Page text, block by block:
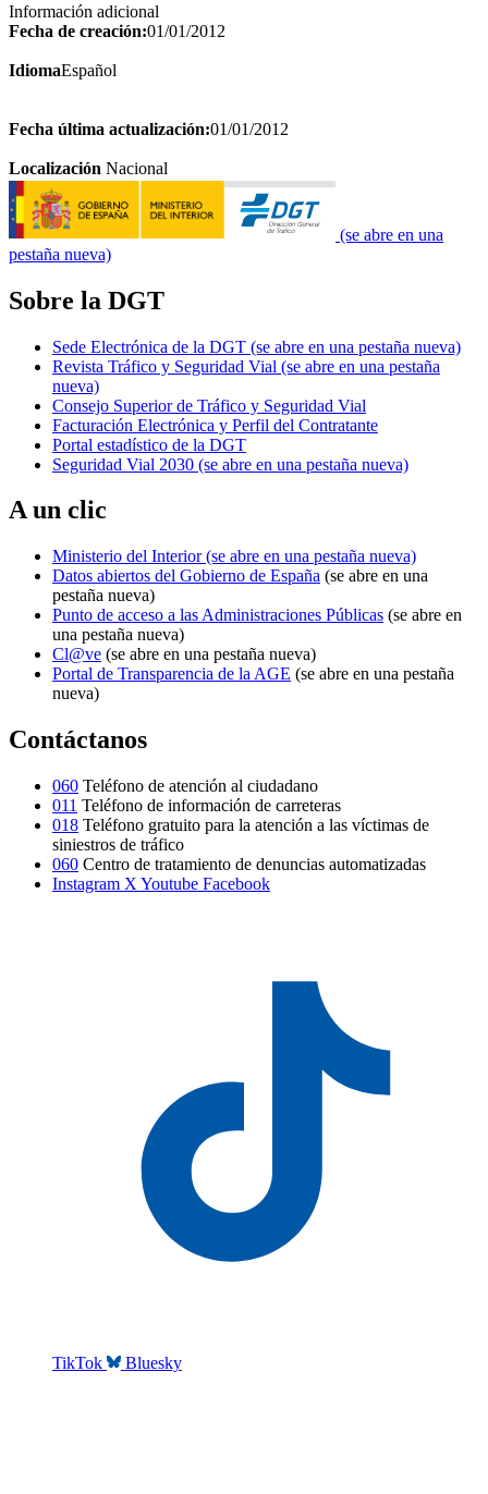
Información adicional
Fecha de creación:01/01/2012
IdiomaEspañol
Fecha última actualización:01/01/2012
Localización Nacional
(se abre en una
pestaña nueva)
Sobre la DGT
Sede Electrónica de la DGT (se abre en una pestaña nueva)
Revista Tráfico y Seguridad Vial (se abre en una pestaña
nueva)
Consejo Superior de Tráfico y Seguridad Vial
Facturación Electrónica y Perfil del Contratante
Portal estadístico de la DGT
Seguridad Vial 2030 (se abre en una pestaña nueva)
A un clic
Ministerio del Interior(se abre en una pestaña nueva)
Datos abiertos del Gobierno de España (se abre en una
pestaña nueva)
Punto de acceso a las Administraciones Públicas (se abre en
una pestaña nueva)
Cl@ve (se abre en una pestaña nueva)
Portal de Transparencia de la AGE (se abre en una pestaña
nueva)
Contáctanos
060 Teléfono de atención al ciudadano
011 Teléfono de información de carreteras
018 Teléfono gratuito para la atención a las víctimas de
siniestros de tráfico
060 Centro de tratamiento de denuncias automatizadas
Instagram X Youtube Facebook
TikTok Bluesky